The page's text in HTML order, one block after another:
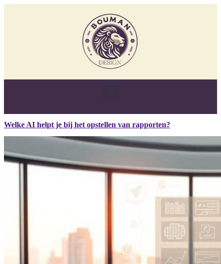
Welke AI helpt je bij het opstellen van rapporten?